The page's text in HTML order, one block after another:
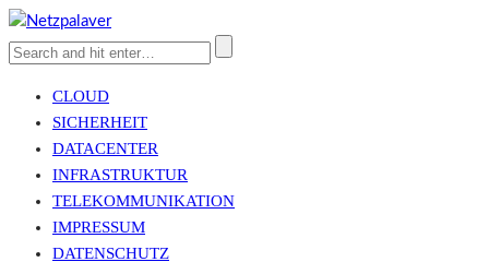
CLOUD
SICHERHEIT
DATACENTER
INFRASTRUKTUR
TELEKOMMUNIKATION
IMPRESSUM
DATENSCHUTZ